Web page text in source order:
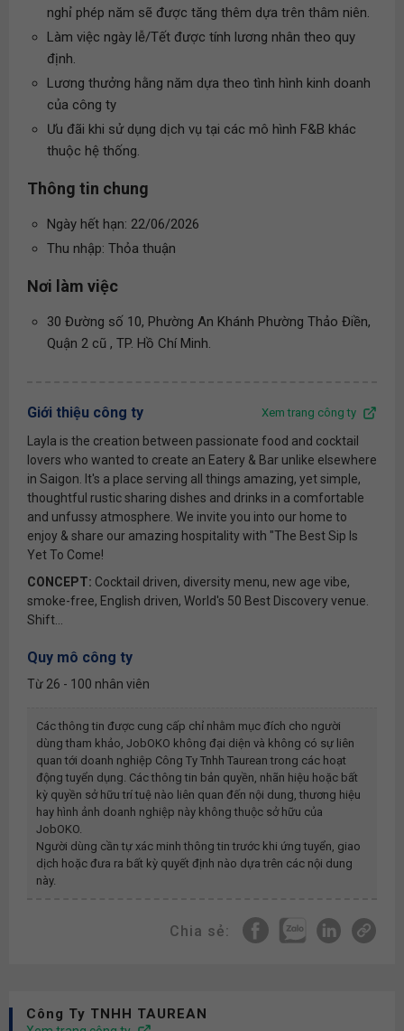
nghỉ phép năm sẽ được tăng thêm dựa trên thâm niên.
Làm việc ngày lễ/Tết được tính lương nhân theo quy
định.
Lương thưởng hằng năm dựa theo tình hình kinh doanh
của công ty
Ưu đãi khi sử dụng dịch vụ tại các mô hình F&B khác
thuộc hệ thống.
Thông tin chung
Ngày hết hạn: 22/06/2026
Thu nhập: Thỏa thuận
Nơi làm việc
30 Đường số 10, Phường An Khánh Phường Thảo Điền,
Quận 2 cũ , TP. Hồ Chí Minh.
Giới thiệu công ty Xem trang công ty
Layla is the creation between passionate food and cocktail
lovers who wanted to create an Eatery & Bar unlike elsewhere
in Saigon. It's a place serving all things amazing, yet simple,
thoughtful rustic sharing dishes and drinks in a comfortable
and unfussy atmosphere. We invite you into our home to
enjoy & share our amazing hospitality with "The Best Sip Is
Yet To Come!
CONCEPT: Cocktail driven, diversity menu, new age vibe,
smoke-free, English driven, World's 50 Best Discovery venue.
Shift...
Quy mô công ty
Từ 26 - 100 nhân viên
Các thông tin được cung cấp chỉ nhằm mục đích cho người
dùng tham khảo, JobOKO không đại diện và không có sự liên
quan tới doanh nghiệp Công Ty Tnhh Taurean trong các hoạt
động tuyển dụng. Các thông tin bản quyền, nhãn hiệu hoặc bất
kỳ quyền sở hữu trí tuệ nào liên quan đến nội dung, thương hiệu
hay hình ảnh doanh nghiệp này không thuộc sở hữu của
JobOKO.
Người dùng cần tự xác minh thông tin trước khi ứng tuyển, giao
dịch hoặc đưa ra bất kỳ quyết định nào dựa trên các nội dung
này.
Chia sẻ:
Công Ty TNHH TAUREAN